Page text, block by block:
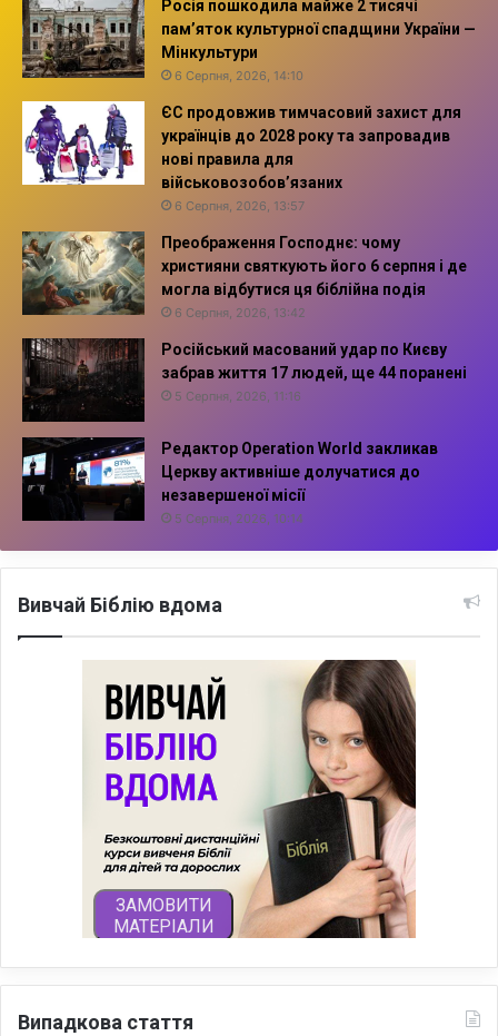
Росія пошкодила майже 2 тисячі
пам’яток культурної спадщини України —
Мінкультури
6 Серпня, 2026, 14:10
ЄС продовжив тимчасовий захист для
українців до 2028 року та запровадив
нові правила для
військовозобов’язаних
6 Серпня, 2026, 13:57
Преображення Господнє: чому
християни святкують його 6 серпня і де
могла відбутися ця біблійна подія
6 Серпня, 2026, 13:42
Російський масований удар по Києву
забрав життя 17 людей, ще 44 поранені
5 Серпня, 2026, 11:16
Редактор Operation World закликав
Церкву активніше долучатися до
незавершеної місії
5 Серпня, 2026, 10:14
Вивчай Біблію вдома
Випадкова стаття